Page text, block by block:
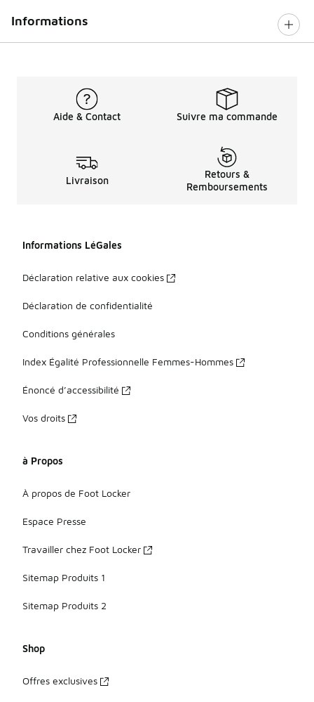
Informations
Aide & Contact Suivre ma commande
Livraison
Retours &
Remboursements
Informations LéGales
Déclaration relative aux cookies
Déclaration de confidentialité
Conditions générales
Index Égalité Professionnelle Femmes-Hommes
Énoncé d’accessibilité
Vos droits
à Propos
À propos de Foot Locker
Espace Presse
Travailler chez Foot Locker
Sitemap Produits 1
Sitemap Produits 2
Shop
Offres exclusives